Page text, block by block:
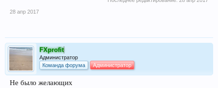
28 апр 2017
FXprofit
Администратор
Команда форума
Администратор
Не было желающих